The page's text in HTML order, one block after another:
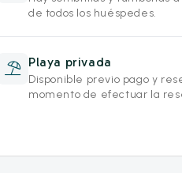
de todos los huéspedes.
Playa privada
Disponible previo pago y
momento de efectuar la